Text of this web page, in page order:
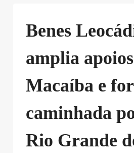
Benes
amplia
Macaíba e
caminhada
Rio Grande